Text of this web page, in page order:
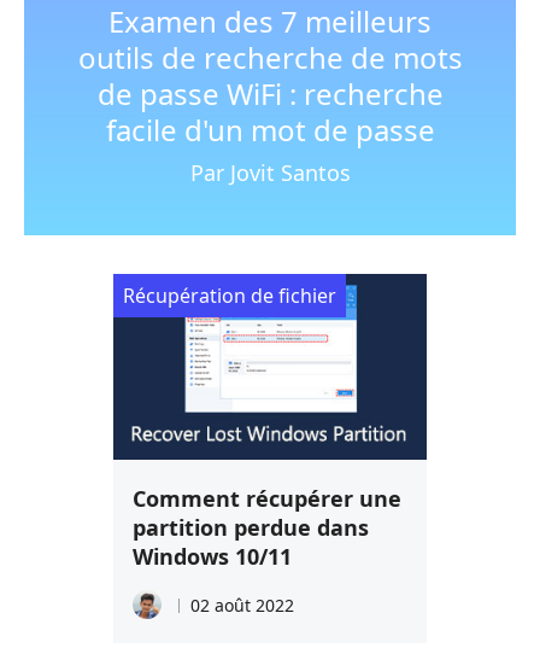
Examen des 7 meilleurs
outils de recherche de mots
de passe WiFi : recherche
facile d'un mot de passe
Par Jovit Santos
Comment récupérer une
partition perdue dans
Windows 10/11
02 août 2022
Récupération de fichier